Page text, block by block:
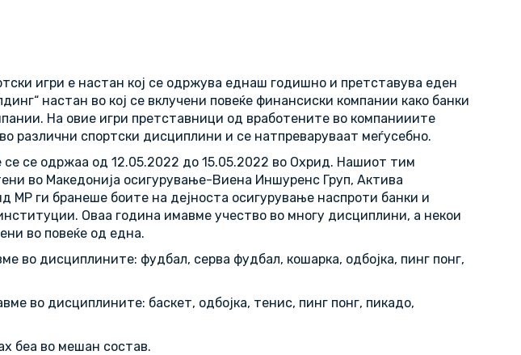
игри е настан кој се одржува еднаш годишно и претставува еден
настан во кој се вклучени повеќе финансиски компании како банки
На овие игри претставници од вработените во компанииите
различни спортски дисциплини и се натпреваруваат меѓусебно.
се се одржаа од 12.05.2022 до 15.05.2022 во Охрид. Нашиот тим
во Македонија осигурување-Виена Иншуренс Груп, Актива
МР ги бранеше боите на дејноста осигурување наспроти банки и
Оваа година имавме учество во многу дисциплини, а некои
во повеќе од една.
во дисциплините: фудбал, серва фудбал, кошарка, одбојка, пинг понг,
во дисциплините: баскет, одбојка, тенис, пинг понг, пикадо,
беа во мешан состав.